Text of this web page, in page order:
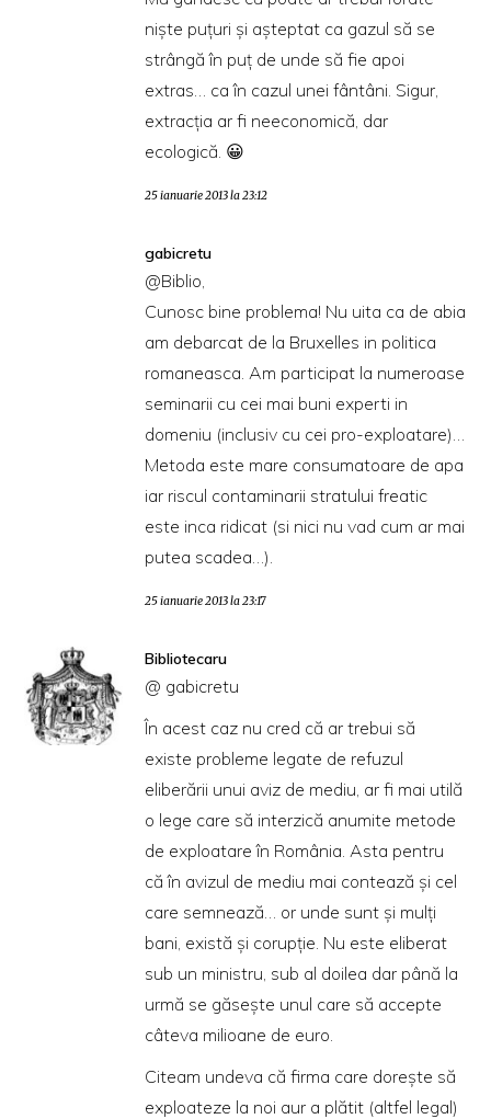
nişte puţuri şi aşteptat ca gazul să se
strângă în puţ de unde să fie apoi
extras… ca în cazul unei fântâni. Sigur,
extracţia ar fi neeconomică, dar
ecologică. 😀
25 ianuarie 2013 la 23:12
gabicretu
@Biblio,
Cunosc bine problema! Nu uita ca de abia
am debarcat de la Bruxelles in politica
romaneasca. Am participat la numeroase
seminarii cu cei mai buni experti in
domeniu (inclusiv cu cei pro-exploatare)…
Metoda este mare consumatoare de apa
iar riscul contaminarii stratului freatic
este inca ridicat (si nici nu vad cum ar mai
putea scadea…).
25 ianuarie 2013 la 23:17
Bibliotecaru
@ gabicretu
În acest caz nu cred că ar trebui să
existe probleme legate de refuzul
eliberării unui aviz de mediu, ar fi mai utilă
o lege care să interzică anumite metode
de exploatare în România. Asta pentru
că în avizul de mediu mai contează şi cel
care semnează… or unde sunt şi mulţi
bani, există şi corupţie. Nu este eliberat
sub un ministru, sub al doilea dar până la
urmă se găseşte unul care să accepte
câteva milioane de euro.
Citeam undeva că firma care doreşte să
exploateze la noi aur a plătit (altfel legal)